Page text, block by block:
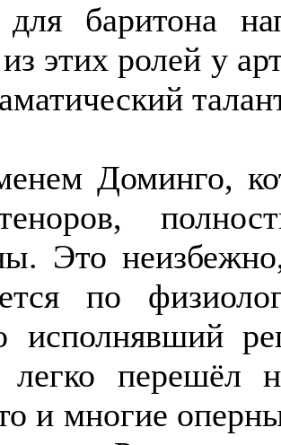
для баритона
этих ролей у
Доминго,
Это
по
исполнявший
легко перешёл
и многие